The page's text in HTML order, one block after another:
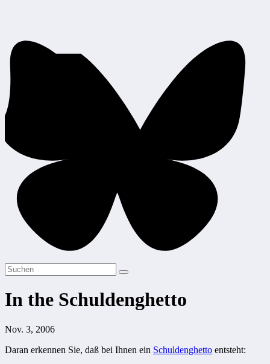
In the Schuldenghetto
Nov. 3, 2006
Daran erkennen Sie, daß bei Ihnen ein Schuldenghetto entsteht: